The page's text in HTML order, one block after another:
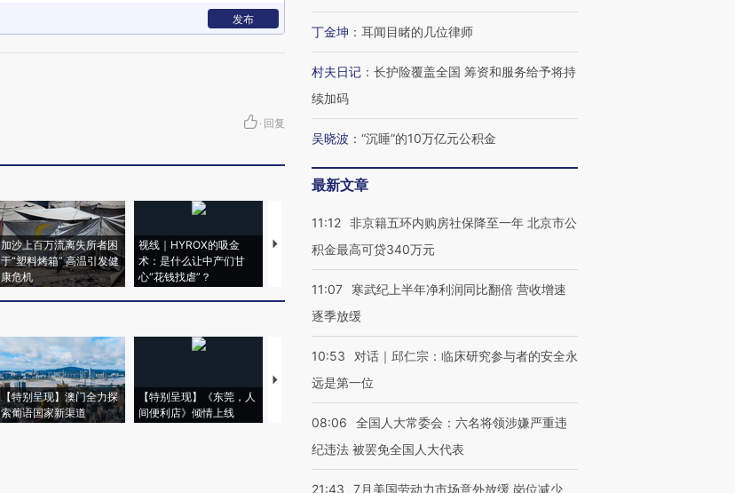
发布
· 回复
加沙上百万流离失所者困
于“塑料烤箱” 高温引发健
康危机
视线｜HYROX的吸金
术：是什么让中产们甘
心“花钱找虐”？
马航飞行员跨国走私7万
粒摇头丸 尿检体内含3种
视线｜被称为“蟑螂”的印
【特别呈现】澳门全力探
索葡语国家新渠道
【特别呈现】《东莞，人
间便利店》倾情上线
【推广】走进第四届链博
丁金坤 ： 耳闻目睹的几位律师
村夫日记 ： 长护险覆盖全国 筹资和服务给予将持
续加码
吴晓波 ： “沉睡”的10万亿元公积金
最新文章
11:12 非京籍五环内购房社保降至一年 北京市公
积金最高可贷340万元
11:07
寒武纪上半年净利润同比翻倍 营收增速
逐季放缓
10:53
对话｜邱仁宗：临床研究参与者的安全永
远是第一位
08:06
全国人大常委会：六名将领涉嫌严重违
纪违法 被罢免全国人大代表
21:43
7月美国劳动力市场意外放缓 岗位减少